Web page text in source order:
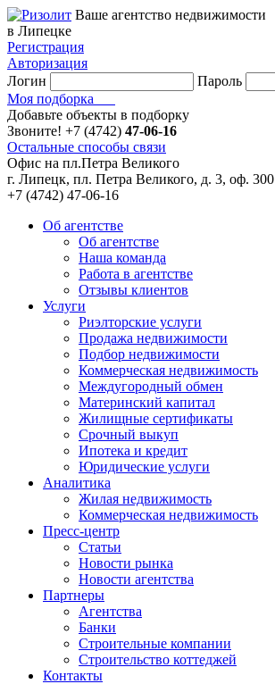
Ваше агентство недвижимости
в Липецке
Регистрация
Авторизация
Логин
Пароль
Моя подборка
Добавьте объекты в подборку
Звоните! +7 (4742) 47-06-16
Остальные способы связи
Офис на пл.Петра Великого
г. Липецк, пл. Петра Великого, д. 3, оф. 300
+7 (4742) 47-06-16
Об агентстве
Об агентстве
Наша команда
Работа в агентстве
Отзывы клиентов
Услуги
Риэлторские услуги
Продажа недвижимости
Подбор недвижимости
Коммерческая недвижимость
Междугородный обмен
Материнский капитал
Жилищные сертификаты
Срочный выкуп
Ипотека и кредит
Юридические услуги
Аналитика
Жилая недвижимость
Коммерческая недвижимость
Пресс-центр
Статьи
Новости рынка
Новости агентства
Партнеры
Агентства
Банки
Строительные компании
Строительство коттеджей
Контакты